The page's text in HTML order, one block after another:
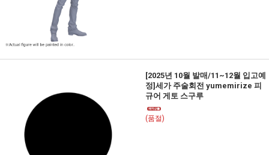
[2025년 10월 발매/11~12월 입고예
정]세가 주술회전 yumemirize 피
규어 게토 스구루
(품절)